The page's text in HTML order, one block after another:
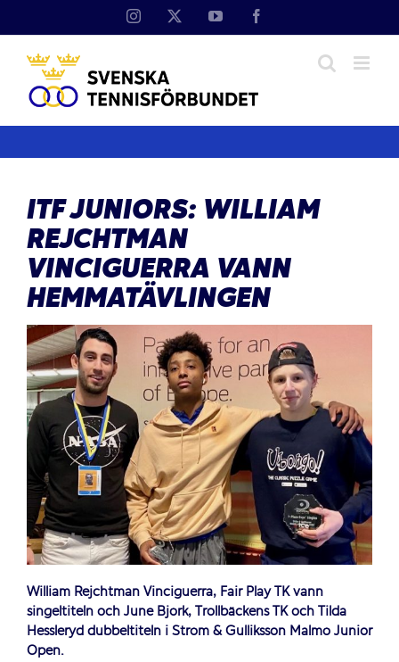
Instagram YouTube
ITF JUNIORS: WILLIAM
REJCHTMAN
VINCIGUERRA VANN
HEMMATÄVLINGEN
William Rejchtman Vinciguerra, Fair Play TK vann
singeltiteln och June Björk, Trollbäckens TK och Tilda
Hessleryd dubbeltiteln i Ström & Gulliksson Malmö Junior
Open.